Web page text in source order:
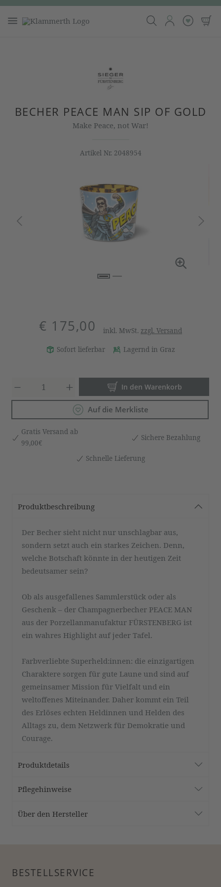
BECHER PEACE MAN SIP OF GOLD
Make Peace, not War!
Artikel Nr. 2048954
€ 175,00 inkl. MwSt. zzgl. Versand
Sofort lieferbar Lagernd in Graz
Produkt Anzahl: Gib den
In den Warenkorb
Auf die Merkliste
Gratis Versand ab
99,00€
Sichere Bezahlung
Schnelle Lieferung
Produktbeschreibung
Der Becher sieht nicht nur unschlagbar aus,
sondern setzt auch ein starkes Zeichen. Denn,
welche Botschaft könnte in der heutigen Zeit
bedeutsamer sein?
Ob als ausgefallenes Sammlerstück oder als
Geschenk – der Champagnerbecher PEACE MAN
aus der Porzellanmanufaktur FÜRSTENBERG ist
ein wahres Highlight auf jeder Tafel.
Farbverliebte Superheld:innen: die einzigartigen
Charaktere sorgen für gute Laune und sind auf
gemeinsamer Mission für Vielfalt und ein
weltoffenes Miteinander. Daher kommt ein Teil
des Erlöses echten Heldinnen und Helden des
Alltags zu, dem Netzwerk für Demokratie und
Courage.
Produktdetails
Pflegehinweise
Über den Hersteller
BESTELLSERVICE